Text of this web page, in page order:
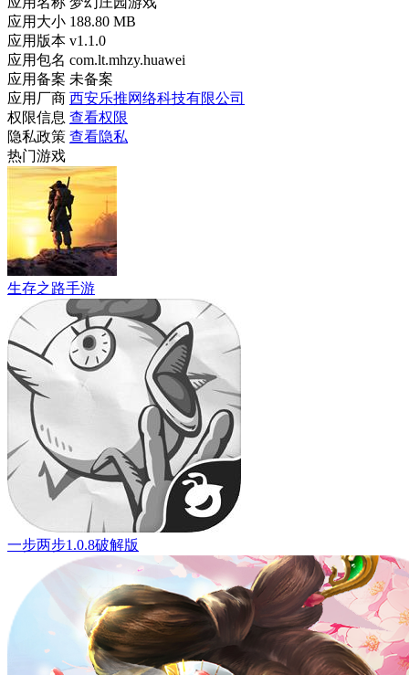
应用大小 188.80 MB
应用版本 v1.1.0
应用包名 com.lt.mhzy.huawei
应用备案 未备案
应用厂商 西安乐推网络科技有限公司
权限信息 查看权限
隐私政策 查看隐私
热门游戏
生存之路手游
一步两步1.0.8破解版